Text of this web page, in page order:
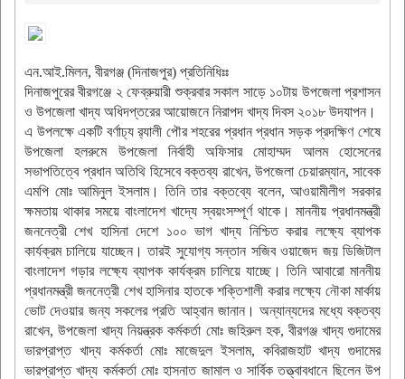
এন.আই.মিলন, বীরগঞ্জ (দিনাজপুর) প্রতিনিধিঃঃ
দিনাজপুরের বীরগঞ্জে ২ ফেব্রুয়ারী শুক্রবার সকাল সাড়ে ১০টায় উপজেলা প্রশাসন
ও উপজেলা খাদ্য অধিদপ্তরের আয়োজনে নিরাপদ খাদ্য দিবস ২০১৮ উদযাপন।
এ উপলক্ষে একটি বর্ণাঢ্য র‌্যালী পৌর শহরের প্রধান প্রধান সড়ক প্রদক্ষিণ শেষে
উপজেলা হলরুমে উপজেলা নির্বাহী অফিসার মোহাম্মদ আলম হোসেনের
সভাপতিত্বে প্রধান অতিথি হিসেবে বক্তব্য রাখেন, উপজেলা চেয়ারম্যান, সাবেক
এমপি মোঃ আমিনুল ইসলাম। তিনি তার বক্তব্যে বলেন, আওয়ামীলীগ সরকার
ক্ষমতায় থাকার সময়ে বাংলাদেশ খাদ্যে স্বয়ংসম্পূর্ণ থাকে। মাননীয় প্রধানমন্ত্রী
জননেত্রী শেখ হাসিনা দেশে ১০০ ভাগ খাদ্য নিশ্চিত করার লক্ষ্যে ব্যাপক
কার্যক্রম চালিয়ে যাচ্ছেন। তারই সুযোগ্য সন্তান সজিব ওয়াজেদ জয় ডিজিটাল
বাংলাদেশ গড়ার লক্ষ্যে ব্যাপক কার্যক্রম চালিয়ে যাচ্ছে। তিনি আবারো মাননীয়
প্রধানমন্ত্রী জননেত্রী শেখ হাসিনার হাতকে শক্তিশালী করার লক্ষ্যে নৌকা মার্কায়
ভোট দেওয়ার জন্য সকলের প্রতি আহ্বান জানান। অন্যান্যদের মধ্যে বক্তব্য
রাখেন, উপজেলা খাদ্য নিয়ন্ত্রক কর্মকর্তা মোঃ জহিরুল হক, বীরগঞ্জ খাদ্য গুদামের
ভারপ্রাপ্ত খাদ্য কর্মকর্তা মোঃ মাজেদুল ইসলাম, কবিরাজহাট খাদ্য গুদামের
ভারপ্রাপ্ত খাদ্য কর্মকর্তা মোঃ হাসনাত জামাল ও সার্বিক তত্ত্বাবধানে ছিলেন উপ